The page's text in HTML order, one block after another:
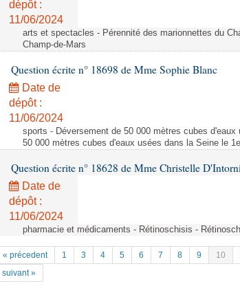
dépôt :
11/06/2024
arts et spectacles - Pérennité des marionnettes du
Champ-de-Mars
Question écrite n° 18698 de Mme Sophie Blanc
Date de
dépôt :
11/06/2024
sports - Déversement de 50 000 mètres cubes
50 000 mètres cubes d'eaux usées dans la Seine le
Question écrite n° 18628 de Mme Christelle
Date de
dépôt :
11/06/2024
pharmacie et médicaments - Rétinoschisis -
« précedent 1 3 4 5 6 7 8 9 10
suivant »